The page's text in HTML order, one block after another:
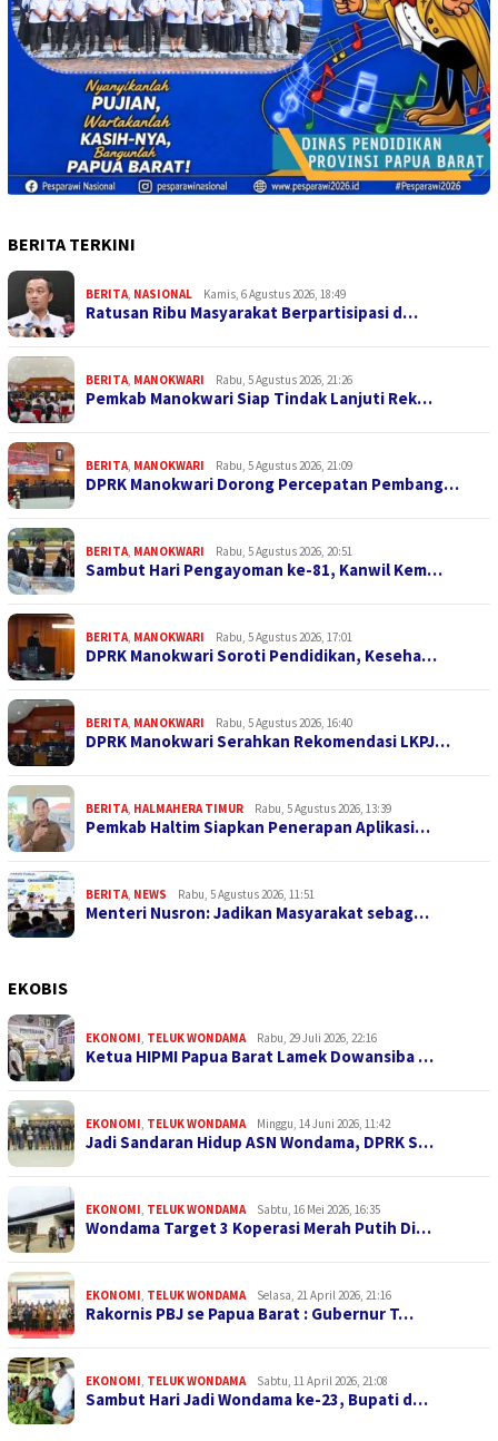
BERITA TERKINI
BERITA NASIONAL Kamis, 6 Agustus 2026, 18:49
Ratusan Ribu Masyarakat Berpartisipasi d…
BERITA MANOKWARI Rabu, 5 Agustus 2026, 21:26
Pemkab Manokwari Siap Tindak Lanjuti Rek…
BERITA MANOKWARI Rabu, 5 Agustus 2026, 21:09
DPRK Manokwari Dorong Percepatan Pembang…
BERITA MANOKWARI Rabu, 5 Agustus 2026, 20:51
Sambut Hari Pengayoman ke-81, Kanwil Kem…
BERITA MANOKWARI Rabu, 5 Agustus 2026, 17:01
DPRK Manokwari Soroti Pendidikan, Keseha…
BERITA MANOKWARI Rabu, 5 Agustus 2026, 16:40
DPRK Manokwari Serahkan Rekomendasi LKPJ…
BERITA HALMAHERA TIMUR Rabu, 5 Agustus 2026, 13:39
Pemkab Haltim Siapkan Penerapan Aplikasi…
BERITA NEWS Rabu, 5 Agustus 2026, 11:51
Menteri Nusron: Jadikan Masyarakat sebag…
EKOBIS
EKONOMI TELUK WONDAMA Rabu, 29 Juli 2026, 22:16
Ketua HIPMI Papua Barat Lamek Dowansiba …
EKONOMI TELUK WONDAMA Minggu, 14 Juni 2026, 11:42
Jadi Sandaran Hidup ASN Wondama, DPRK S…
EKONOMI TELUK WONDAMA Sabtu, 16 Mei 2026, 16:35
Wondama Target 3 Koperasi Merah Putih Di…
EKONOMI TELUK WONDAMA Selasa, 21 April 2026, 21:16
Rakornis PBJ se Papua Barat : Gubernur T…
EKONOMI TELUK WONDAMA Sabtu, 11 April 2026, 21:08
Sambut Hari Jadi Wondama ke-23, Bupati d…